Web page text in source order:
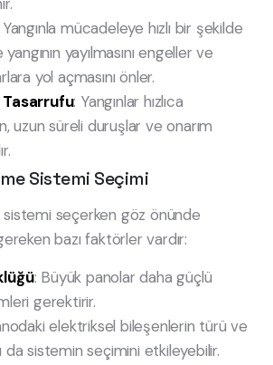
Yangınla mücadeleye hızlı bir şekilde
yayılmasını engeller ve
yol açmasını önler.
Tasarrufu: Yangınlar hızlıca
uzun süreli duruşlar ve onarım
Sistemi Seçimi
seçerken göz önünde
bazı faktörler vardır:
: Büyük panolar daha güçlü
gerektirir.
elektriksel bileşenlerin türü ve
sistemin seçimini etkileyebilir.